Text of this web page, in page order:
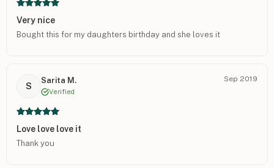
Very nice
Bought this for my daughters birthday and she loves it
S
Sarita M.
Verified
Sep 2019
Love love love it
Thank you